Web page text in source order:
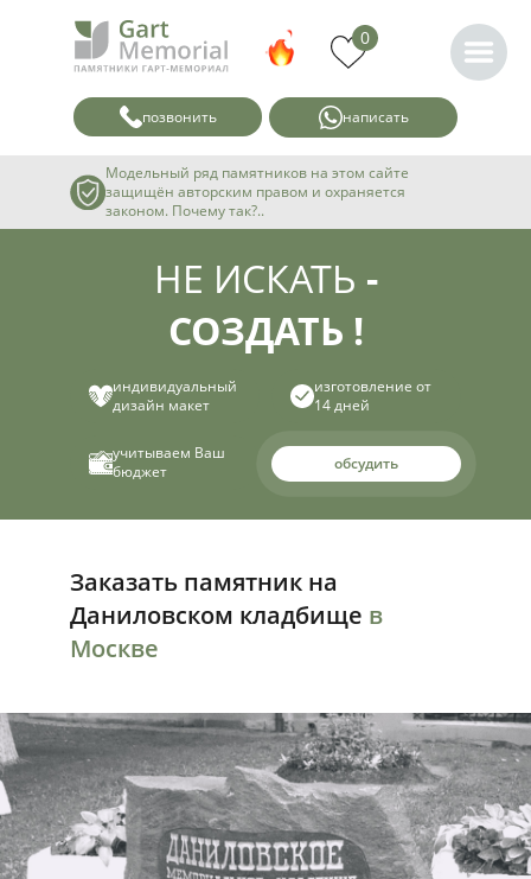
0
позвонить написать
Модельный ряд памятников на этом сайте
защищён авторским правом и охраняется
законом. Почему так?..
НЕ ИСКАТЬ -
СОЗДАТЬ !
индивидуальный
дизайн макет
изготовление от
14 дней
учитываем Ваш
бюджет
обсудить
Заказать памятник на
Даниловском кладбище в
Москве